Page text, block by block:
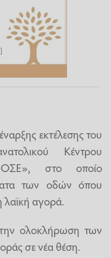
εκτέλεσης του
Κέντρου
ΟΣΕ», στο οποίο
των οδών όπου
λαϊκή αγορά.
ολοκλήρωση των
σε νέα θέση.